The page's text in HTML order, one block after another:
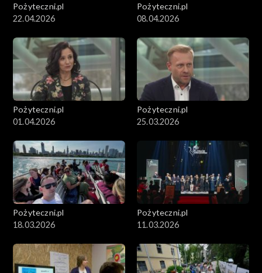
Pożyteczni.pl
22.04.2026
Pożyteczni.pl
08.04.2026
Pożyteczni.pl
01.04.2026
Pożyteczni.pl
25.03.2026
Pożyteczni.pl
18.03.2026
Pożyteczni.pl
11.03.2026